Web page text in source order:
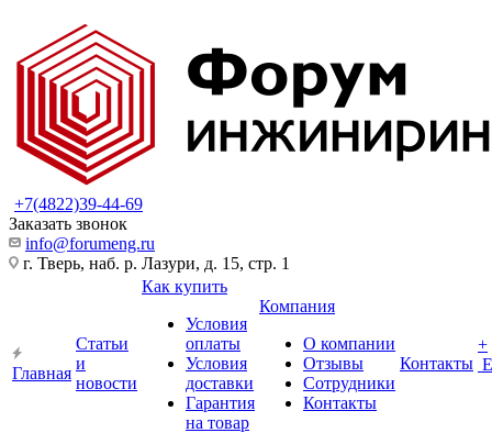
+7(4822)39-44-69
Заказать звонок
info@forumeng.ru
г. Тверь, наб. р. Лазури, д. 15, стр. 1
Главная
Статьи
и
новости
Как купить
Условия
оплаты
Условия
доставки
Гарантия
на товар
Компания
О компании
Отзывы
Сотрудники
Контакты
Контакты
+